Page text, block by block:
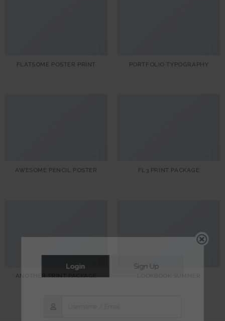
FLATSOME POSTER PRINT PORTFOLIO TYPOGRAPHY
AWESOME PENCIL POSTER FL3 PRINT PACKAGE
ANOTHER PRINT PACKAGE
Login